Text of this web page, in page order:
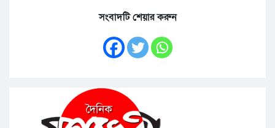
সংবাদটি শেয়ার করুন